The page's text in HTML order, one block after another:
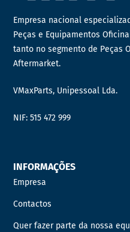
Empresa nacional
Peças e Equipamentos
tanto no segmento de Peças
Aftermarket.
VMaxParts, Unipessoal Lda.
NIF: 515 472 999
INFORMAÇÕES
Empresa
Contactos
Quer fazer parte da nossa